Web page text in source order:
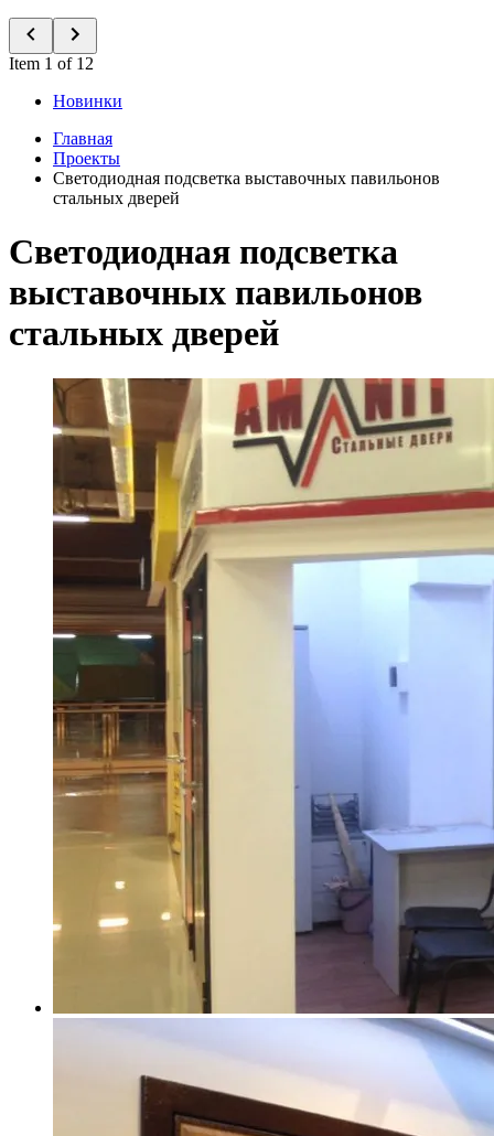
Item 1 of 12
Новинки
Главная
Проекты
Светодиодная подсветка выставочных павильонов
стальных дверей
Светодиодная подсветка
выставочных павильонов
стальных дверей